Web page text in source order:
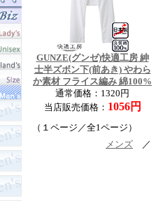
GUNZE(グンゼ)快適工房 紳
士半ズボン下(前あき) やわら
か素材 フライス編み 綿100%
通常価格：1320円
当店販売価格： 1056円
（１ページ／全1ページ）
メンズ ／